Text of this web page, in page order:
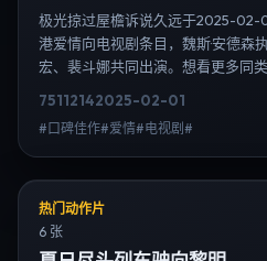
极光掠过屋檐诉说久远于2025-02-
港爱情向电视剧条目，魏斯·安德森
宏、裴斗娜共同出演。想看更多同
清连载信息，延伸检索日韩电视剧
词。
75112142025-02-01
#口碑佳作#爱情#电视剧#
热门动作片
6 张